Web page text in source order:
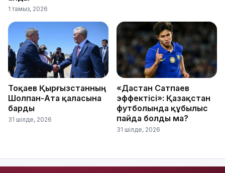
1 тамыз, 2026
Тоқаев Қырғызстанның
Шолпан-Ата қаласына
барды
31 шілде, 2026
«Дастан Сатпаев
эффектісі»: Қазақстан
футболында құбылыс
пайда болды ма?
31 шілде, 2026